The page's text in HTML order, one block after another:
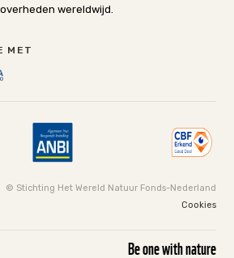
wereldwijd.
MET
© Stichting Het Wereld Natuur Fonds-Nederland
Cookies
Be one with nature